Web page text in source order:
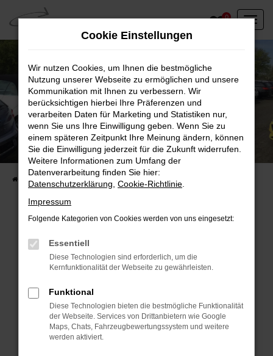
Zum
Hauptinhalt
springen
0
Unser Fahrzeugbestand vor Ort
Entdecken Sie unsere sofort verfügbaren
Fahrzeugangebote
Fehler: Network Error
Beim Laden ist ein Fehler aufgetreten.
Hier sind ein paar Tipps, die dir helfen können:
Überprüfe deine Firewall und deine
Internetverbindung.
Laden andere Webseiten, zum Beispiel deine
Suchmaschine?
Cookie Einstellungen
Wir nutzen Cookies, um Ihnen die bestmögliche
Nutzung unserer Webseite zu ermöglichen und unsere
Kommunikation mit Ihnen zu verbessern. Wir
berücksichtigen hierbei Ihre Präferenzen und
verarbeiten Daten für Marketing und Statistiken nur,
wenn Sie uns Ihre Einwilligung geben. Wenn Sie zu
einem späteren Zeitpunkt Ihre Meinung ändern, können
Sie die Einwilligung jederzeit für die Zukunft widerrufen.
Weitere Informationen zum Umfang der
Datenverarbeitung finden Sie hier:
Datenschutzerklärung Cookie-Richtlinie
Impressum
Folgende Kategorien von Cookies werden von uns eingesetzt:
Essentiell
Diese Technologien sind erforderlich, um die
Kernfunktionalität der Webseite zu gewährleisten.
Funktional
Diese Technologien bieten die bestmögliche Funktionalität
der Webseite. Services von Drittanbietern wie Google
Maps, Chats, Fahrzeugbewertungssystem und weitere
werden aktiviert.